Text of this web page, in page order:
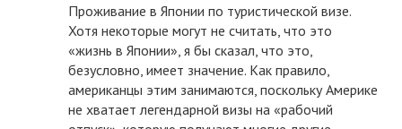
Проживание в Японии по туристической визе.
Хотя некоторые могут не считать, что это
«жизнь в Японии», я бы сказал, что это,
безусловно, имеет значение. Как правило,
американцы этим занимаются, поскольку Америке
не хватает легендарной визы на «рабочий